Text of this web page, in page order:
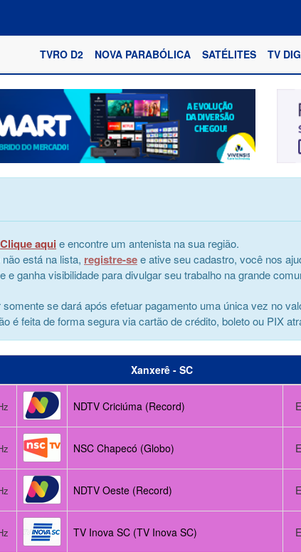
TVRO D2 NOVA PARABÓLICA SATÉLITES TV
Clique aqui e encontre um antenista na sua região.
está na lista, registre-see ative seu cadastro, você nos
e ganha visibilidade para divulgar seu trabalho na grande
se dará após efetuar pagamento uma única vez no
é feita de forma segura via cartão de crédito, boleto ou PIX
Xanxerê - SC
NDTV Criciúma (Record)
NSC Chapecó (Globo)
NDTV Oeste (Record)
TV Inova SC (TV Inova SC)